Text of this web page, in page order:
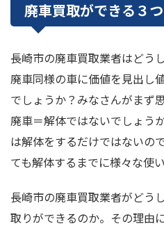
廃車買取ができる３
長崎市の廃車買取業者はどう
廃車同様の車に価値を見出し
でしょうか？みなさんがまず
廃車＝解体ではないでしょう
は解体をするだけではないの
ても解体するまでに様々な使
長崎市の廃車買取業者がどう
取りができるのか。その理由